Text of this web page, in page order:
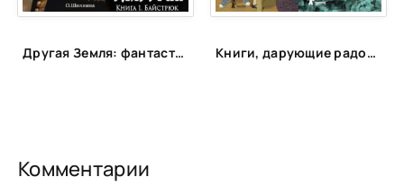
Другая Земля: фантастика с альтернативной историей Книги, дарующие радость
Комментарии